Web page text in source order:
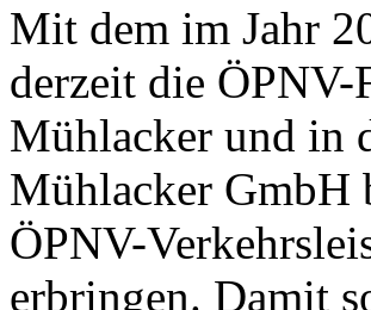
Mit dem im Jahr
derzeit die ÖPNV-
Mühlacker und in
Mühlacker GmbH
ÖPNV-
erbringen. Damit